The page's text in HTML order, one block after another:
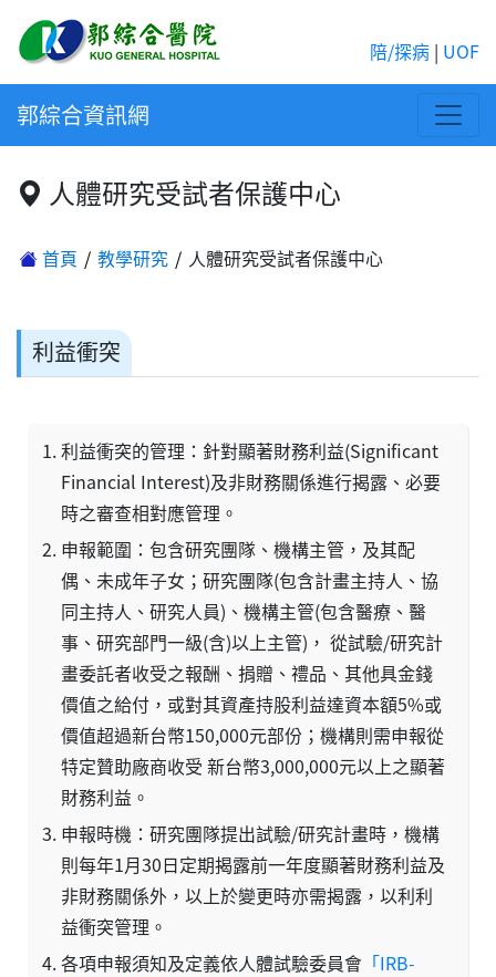
陪/探病 | UOF
郭綜合資訊網
人體研究受試者保護中心
首頁 教學研究 人體研究受試者保護中心
利益衝突
利益衝突的管理：針對顯著財務利益(Significant
Financial Interest)及非財務關係進行揭露、必要
時之審查相對應管理。
申報範圍：包含研究團隊、機構主管，及其配
偶、未成年子女；研究團隊(包含計畫主持人、協
同主持人、研究人員)、機構主管(包含醫療、醫
事、研究部門一級(含)以上主管)， 從試驗/研究計
畫委託者收受之報酬、捐贈、禮品、其他具金錢
價值之給付，或對其資產持股利益達資本額5%或
價值超過新台幣150,000元部份；機構則需申報從
特定贊助廠商收受 新台幣3,000,000元以上之顯著
財務利益。
申報時機：研究團隊提出試驗/研究計畫時，機構
則每年1月30日定期揭露前一年度顯著財務利益及
非財務關係外，以上於變更時亦需揭露，以利利
益衝突管理。
各項申報須知及定義依人體試驗委員會 「IRB-